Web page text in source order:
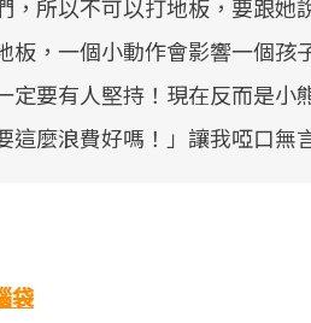
所以不可以打地板，要跟她
板，一個小動作會影響一個孩
定要有人堅持！現在反而是小
麼浪費好嗎！」讓我啞口無
袋